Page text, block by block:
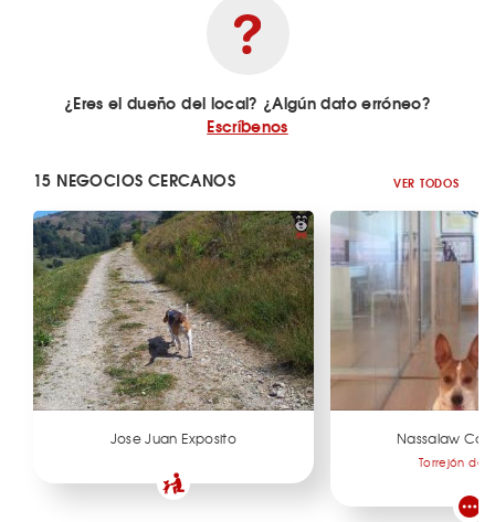
¿Eres el dueño del local? ¿Algún dato erróneo?
Escríbenos
15 NEGOCIOS CERCANOS VER TODOS
Jose Juan Exposito Nassalaw
Torrejón de